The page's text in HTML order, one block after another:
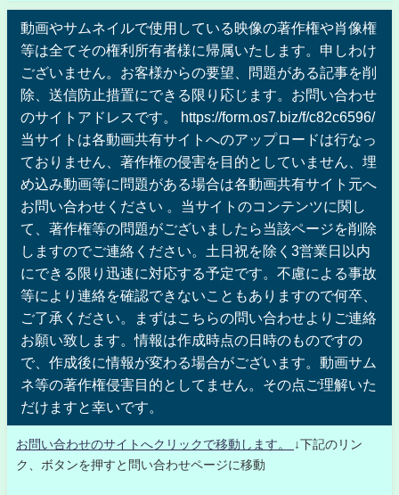
動画やサムネイルで使用している映像の著作権や肖像権
等は全てその権利所有者様に帰属いたします。申しわけ
ございません。お客様からの要望、問題がある記事を削
除、送信防止措置にできる限り応じます。お問い合わせ
のサイトアドレスです。 https://form.os7.biz/f/c82c6596/
当サイトは各動画共有サイトへのアップロードは行なっ
ておりません、著作権の侵害を目的としていません、埋
め込み動画等に問題がある場合は各動画共有サイト元へ
お問い合わせください 。当サイトのコンテンツに関し
て、著作権等の問題がございましたら当該ページを削除
しますのでご連絡ください。土日祝を除く3営業日以内
にできる限り迅速に対応する予定です。不慮による事故
等により連絡を確認できないこともありますので何卒、
ご了承ください。まずはこちらの問い合わせよりご連絡
お願い致します。情報は作成時点の日時のものですの
で、作成後に情報が変わる場合がございます。動画サム
ネ等の著作権侵害目的としてません。その点ご理解いた
だけますと幸いです。
お問い合わせのサイトへクリックで移動します。
↓下記のリン
ク、ボタンを押すと問い合わせページに移動